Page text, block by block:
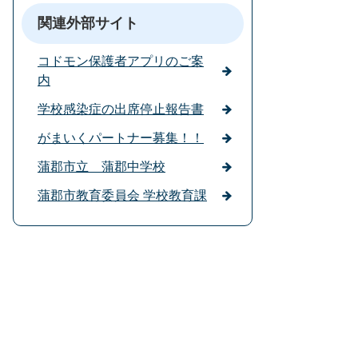
関連外部サイト
コドモン保護者アプリのご案
内
学校感染症の出席停止報告書
がまいくパートナー募集！！
蒲郡市立 蒲郡中学校
蒲郡市教育委員会 学校教育課